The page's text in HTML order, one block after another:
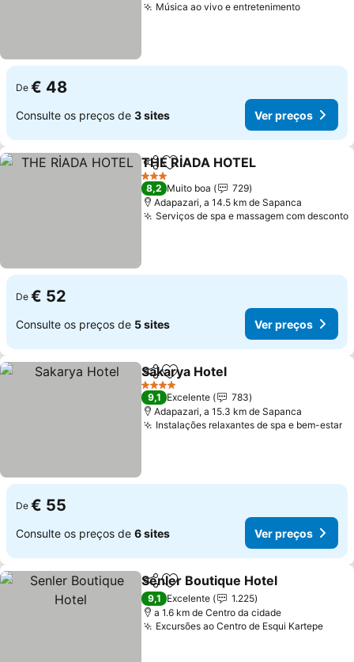
Música ao vivo e entretenimentoVer
De € 48
Consulte os preços de 3 sites Ver preços
PartilharAdicionar aos favoritos
THE RİADA HOTEL
3 Estrelas
8,2 Muito boa
729
Adapazari, a 14.5 km de Sapanca
Serviços de spa e massagem com desconto
De € 52
Consulte os preços de 5 sites Ver preços
PartilharAdicionar aos favoritos
Sakarya Hotel
4 Estrelas
9,1 Excelente
783
Adapazari, a 15.3 km de Sapanca
Instalações relaxantes de spa e bem-estar
De € 55
Consulte os preços de 6 sites Ver preços
PartilharAdicionar aos favoritos
Senler Boutique Hotel
9,1 Excelente
1.225
a 1.6 km de Centro da cidade
Excursões ao Centro de Esqui KartepeVer